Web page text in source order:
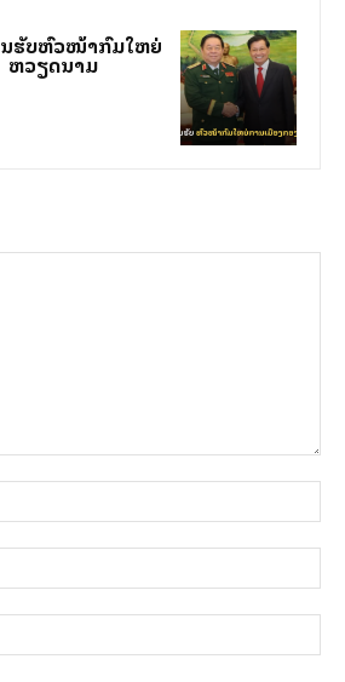
ນຮັບຫົວໜ້າກົມໃຫຍ່
ຫວຽດນາມ